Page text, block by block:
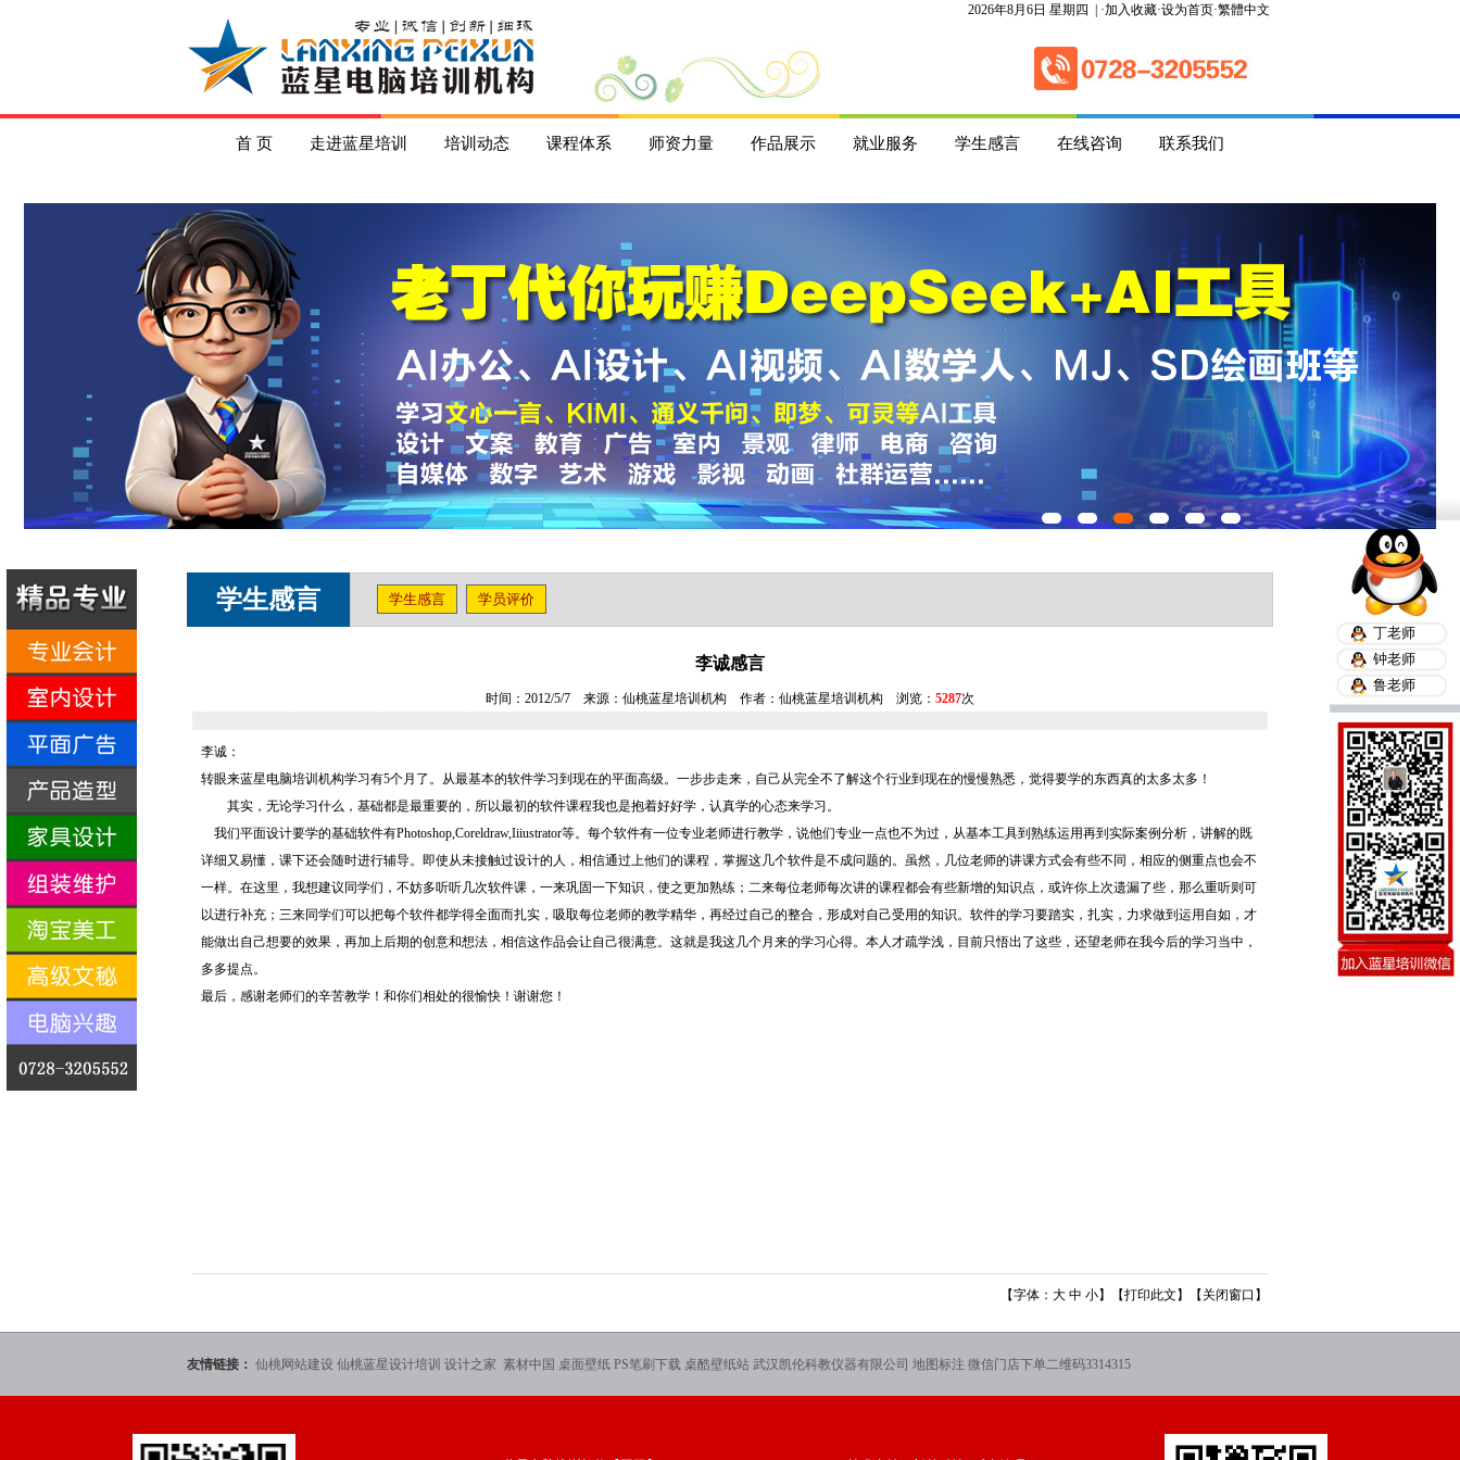
2026年8月6日 星期四 | ·加入收藏·设为首页·繁體中文
首 页 走进蓝星培训 培训动态 课程体系 师资力量 作品展示 就业服务 学生感言 在线咨询 联系我们
学生感言 学生感言 学员评价
李诚感言
时间：2012/5/7 来源：仙桃蓝星培训机构 作者：仙桃蓝星培训机构 浏览： 5287次
李诚：
转眼来蓝星电脑培训机构学习有5个月了。从最基本的软件学习到现在的平面高级。一步步走来，自己从完全不了解这个行业到现在的慢慢熟悉，觉得要学的东西真的太多太多！
其实，无论学习什么，基础都是最重要的，所以最初的软件课程我也是抱着好好学，认真学的心态来学习。
我们平面设计要学的基础软件有Photoshop,Coreldraw,Iiiustrator等。每个软件有一位专业老师进行教学，说他们专业一点也不为过，从基本工具到熟练运用再到实际案例分析，讲解的既
详细又易懂，课下还会随时进行辅导。即使从未接触过设计的人，相信通过上他们的课程，掌握这几个软件是不成问题的。虽然，几位老师的讲课方式会有些不同，相应的侧重点也会不
一样。在这里，我想建议同学们，不妨多听听几次软件课，一来巩固一下知识，使之更加熟练；二来每位老师每次讲的课程都会有些新增的知识点，或许你上次遗漏了些，那么重听则可
以进行补充；三来同学们可以把每个软件都学得全面而扎实，吸取每位老师的教学精华，再经过自己的整合，形成对自己受用的知识。软件的学习要踏实，扎实，力求做到运用自如，才
能做出自己想要的效果，再加上后期的创意和想法，相信这作品会让自己很满意。这就是我这几个月来的学习心得。本人才疏学浅，目前只悟出了这些，还望老师在我今后的学习当中，
多多提点。
最后，感谢老师们的辛苦教学！和你们相处的很愉快！谢谢您！
【字体： 大 中 小】【打印此文 】【 关闭窗口 】
友情链接： 仙桃网站建设 仙桃蓝星设计培训 设计之家 素材中国 桌面壁纸 PS笔刷下载 桌酷壁纸站 武汉凯伦科教仪器有限公司 地图标注 微信门店下单二维码3314315
丁老师
钟老师
鲁老师